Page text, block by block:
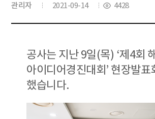
관리자 2021-09-14 4428
공사는 지난 9일(목) ‘제4회
아이디어경진대회’ 현장발표
했습니다.